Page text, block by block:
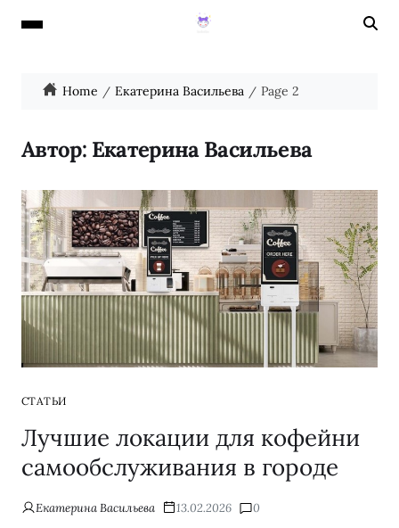
Home Екатерина Васильева Page 2
Автор: Екатерина Васильева
СТАТЬИ
Лучшие локации для кофейни
самообслуживания в городе
Екатерина Васильева 13.02.2026 0